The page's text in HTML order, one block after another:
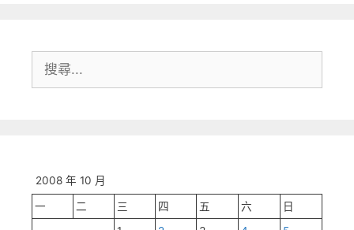
尋:
2008 年 10 月
一 二 三 四 五 六
日